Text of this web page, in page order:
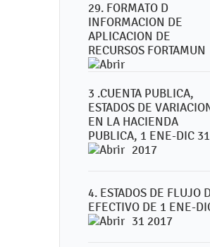
29. FORMATO D
INFORMACION DE
APLICACION DE
RECURSOS FORTAMUN
3 .CUENTA PUBLICA,
ESTADOS DE
EN LA HACIENDA
PUBLICA, 1 ENE-DIC 31
2017
4. ESTADOS DE FLUJO
EFECTIVO DE 1 ENE-
31 2017